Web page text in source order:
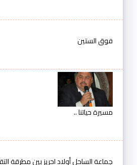
فوق الستين
مسيرة حياتنا ..
جماعة الساحل أولاد احريز بين مطرقة